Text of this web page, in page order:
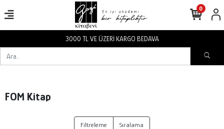
3000 TL VE ÜZERİ KARGO BEDAVA
0
FOM Kitap
Filtreleme Sıralama